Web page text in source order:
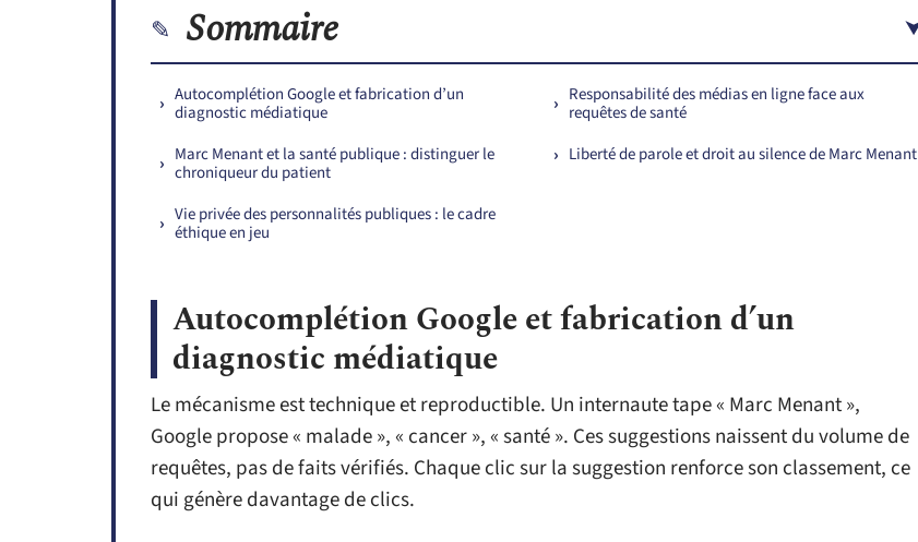
Sommaire
Autocomplétion Google et fabrication d’un
diagnostic médiatique
Marc Menant et la santé publique : distinguer le
chroniqueur du patient
Vie privée des personnalités publiques : le cadre
éthique en jeu
Responsabilité des médias en ligne face aux
requêtes de santé
Liberté de parole et droit au silence de Marc Menant
Autocomplétion Google et fabrication d’un
diagnostic médiatique
Le mécanisme est technique et reproductible. Un internaute tape « Marc Menant »,
Google propose « malade », « cancer », « santé ». Ces suggestions naissent du volume de
requêtes, pas de faits vérifiés. Chaque clic sur la suggestion renforce son classement, ce
qui génère davantage de clics.